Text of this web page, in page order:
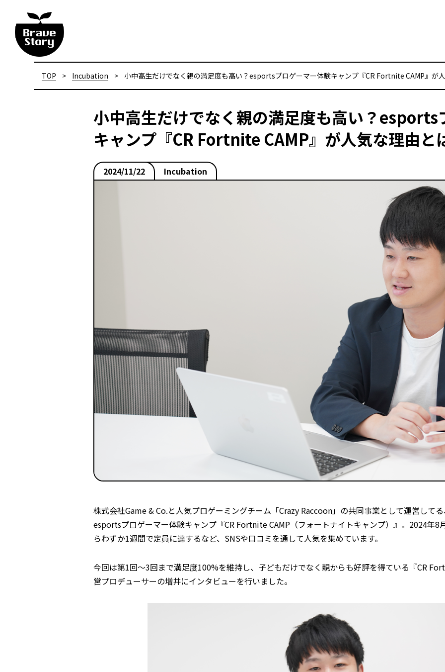
TOP > Incubation > 小中高生だけでなく親の満足度も高い？esportsプロゲーマー体験キャンプ『CR Fortnite CAMP』が
小中高生だけでなく親の満足度も高い？esports
キャンプ『CR Fortnite CAMP』が人気な理由と
2024/11/22 Incubation
株式会社Game & Co.と人気プロゲーミングチーム「Crazy Raccoon」の共同事業として運営して
esportsプロゲーマー体験キャンプ『CR Fortnite CAMP（フォートナイトキャンプ）』。2024年8
らわずか1週間で定員に達するなど、SNSや口コミを通して人気を集めています。
今回は第1回〜3回まで満足度100%を維持し、子どもだけでなく親からも好評を得ている『CR
営プロデューサーの増井にインタビューを行いました。